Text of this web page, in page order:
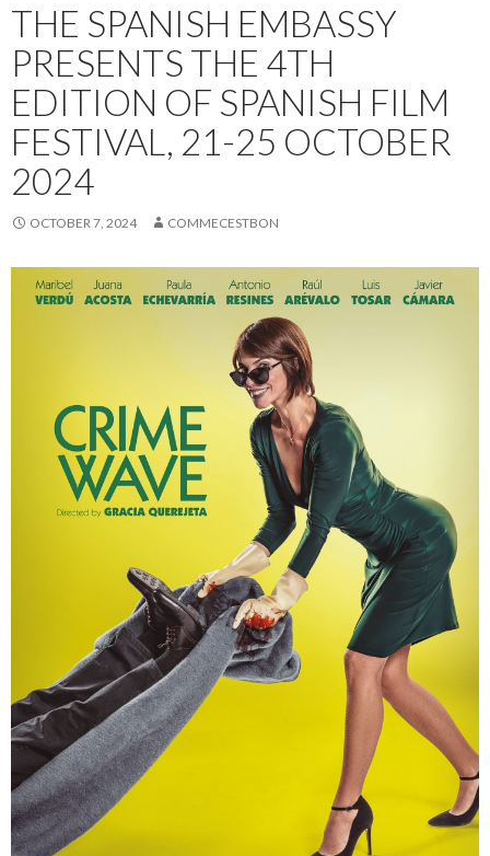
THE SPANISH EMBASSY
PRESENTS THE 4TH
EDITION OF SPANISH FILM
FESTIVAL, 21-25 OCTOBER
2024
OCTOBER 7, 2024 COMMECESTBON